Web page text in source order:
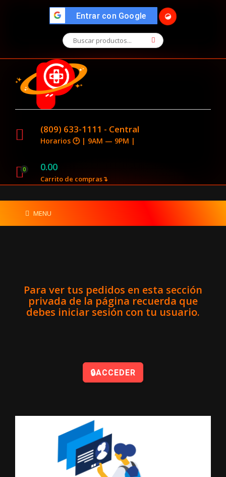
Entrar con Google 🌓
(809) 633-1111 - Central
Horarios 🕑 | 9AM — 9PM |
0 0.00
Carrito de compras↴
MENU
Para ver tus pedidos en esta sección
privada de la página recuerda que
debes iniciar sesión con tu usuario.
🔒ACCEDER